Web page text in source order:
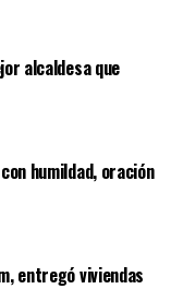
alcaldesa que
humildad, oración
entregó viviendas